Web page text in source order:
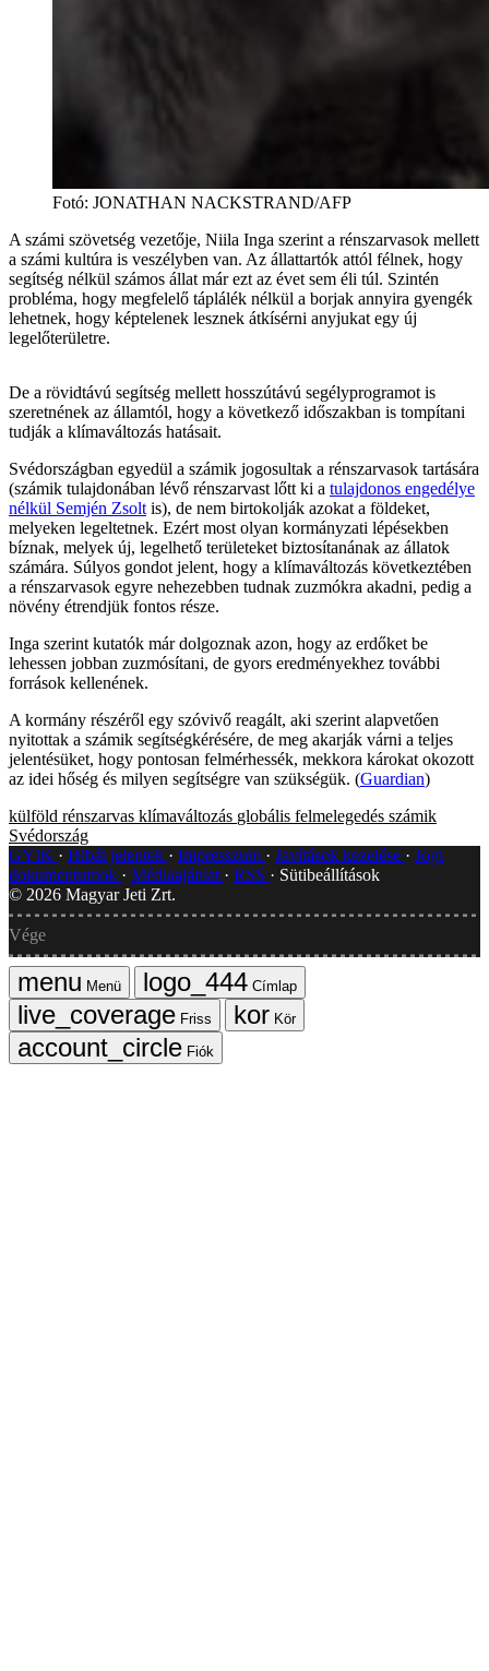
Fotó: JONATHAN NACKSTRAND/AFP
A számi szövetség vezetője, Niila Inga szerint a rénszarvasok mellett
a számi kultúra is veszélyben van. Az állattartók attól félnek, hogy
segítség nélkül számos állat már ezt az évet sem éli túl. Szintén
probléma, hogy megfelelő táplálék nélkül a borjak annyira gyengék
lehetnek, hogy képtelenek lesznek átkísérni anyjukat egy új
legelőterületre.
De a rövidtávú segítség mellett hosszútávú segélyprogramot is
szeretnének az államtól, hogy a következő időszakban is tompítani
tudják a klímaváltozás hatásait.
Svédországban egyedül a számik jogosultak a rénszarvasok tartására
(számik tulajdonában lévő rénszarvast lőtt ki a tulajdonos engedélye
nélkül Semjén Zsolt is), de nem birtokolják azokat a földeket,
melyeken legeltetnek. Ezért most olyan kormányzati lépésekben
bíznak, melyek új, legelhető területeket biztosítanának az állatok
számára. Súlyos gondot jelent, hogy a klímaváltozás következtében
a rénszarvasok egyre nehezebben tudnak zuzmókra akadni, pedig a
növény étrendjük fontos része.
Inga szerint kutatók már dolgoznak azon, hogy az erdőket be
lehessen jobban zuzmósítani, de gyors eredményekhez további
források kellenének.
A kormány részéről egy szóvivő reagált, aki szerint alapvetően
nyitottak a számik segítségkérésére, de meg akarják várni a teljes
jelentésüket, hogy pontosan felmérhessék, mekkora károkat okozott
az idei hőség és milyen segítségre van szükségük. (Guardian)
külföld rénszarvas klímaváltozás globális felmelegedés számik
Svédország
GYIK
Hibát jelentek Impresszum Javítások kezelése
Jogi
dokumentumok
Médiaajánlat RSS
Sütibeállítások
© 2026 Magyar Jeti Zrt.
Vége
Menü
Címlap
Friss
Kör
Fiók